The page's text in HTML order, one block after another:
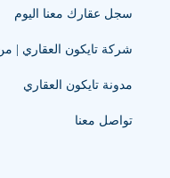
سجل عقارك معنا اليوم
شركة تايكون العقاري |
مدونة تايكون العقاري
تواصل معنا